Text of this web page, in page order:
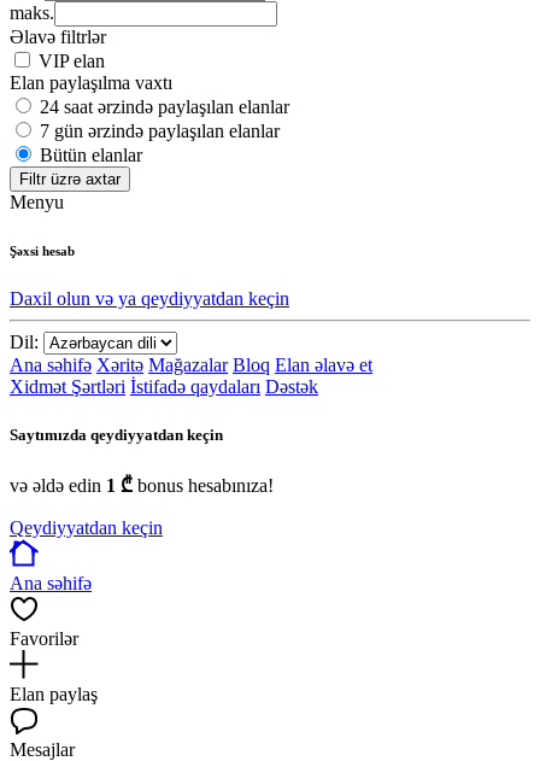
maks.
Əlavə filtrlər
VIP elan
Elan paylaşılma vaxtı
24 saat ərzində paylaşılan elanlar
7 gün ərzində paylaşılan elanlar
Bütün elanlar
Filtr üzrə axtar
Menyu
Şəxsi hesab
Daxil olun və ya qeydiyyatdan keçin
Dil:
Ana səhifə Xəritə Mağazalar Bloq Elan əlavə et
Xidmət Şərtləri İstifadə qaydaları Dəstək
Saytımızda qeydiyyatdan keçin
və əldə edin 1 ₾ bonus hesabınıza!
Qeydiyyatdan keçin
Ana səhifə
Favorilər
Elan paylaş
Mesajlar